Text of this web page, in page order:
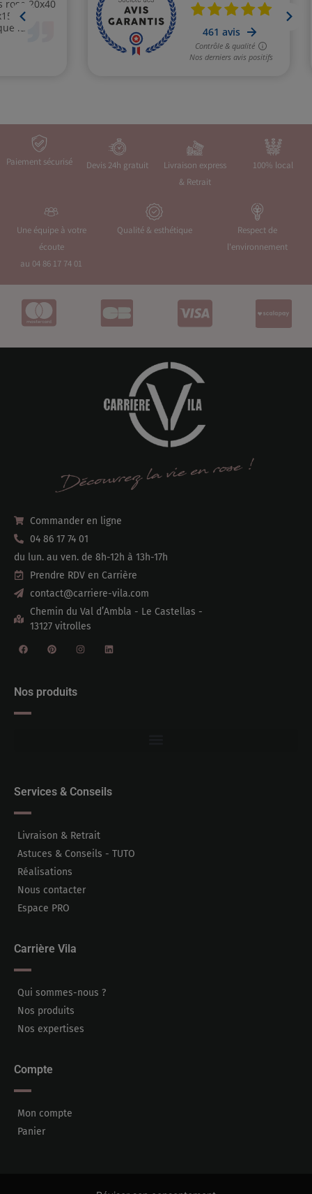
Paiement sécurisé Devis 24h gratuit
Livraison express
& Retrait
100% local
Une équipe à votre
écoute
au 04 86 17 74 01
Qualité & esthétique
Respect de
l'environnement
Commander en ligne
04 86 17 74 01
du lun. au ven. de 8h-12h à 13h-17h
Prendre RDV en Carrière
contact@carriere-vila.com
Chemin du Val d’Ambla - Le Castellas -
13127 vitrolles
Nos produits
Services & Conseils
Livraison & Retrait
Astuces & Conseils - TUTO
Réalisations
Nous contacter
Espace PRO
Carrière Vila
Qui sommes-nous ?
Nos produits
Nos expertises
Compte
Mon compte
Panier